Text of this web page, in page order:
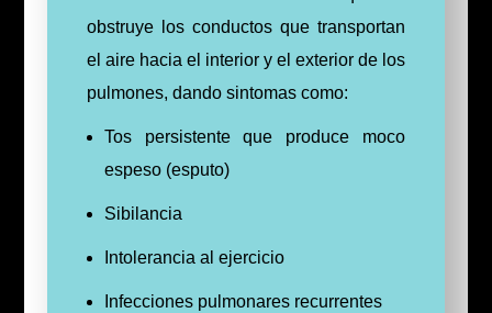
obstruye los conductos que transportan
el aire hacia el interior y el exterior de los
pulmones, dando sintomas como:
Tos persistente que produce moco
espeso (esputo)
Sibilancia
Intolerancia al ejercicio
Infecciones pulmonares recurrentes